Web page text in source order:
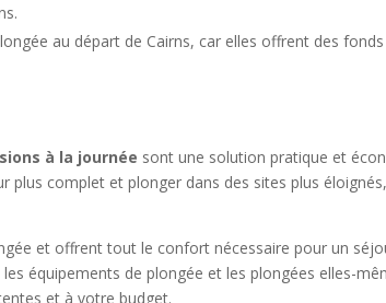
au départ de Cairns, car elles offrent des
à la journée sont une solution pratique et
plus complet et plonger dans des sites plus
et offrent tout le confort nécessaire pour un
équipements de plongée et les plongées elles-
et à votre budget.